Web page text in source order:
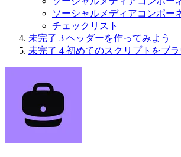
ソーシャルメディアコンポー
チェックリスト
未完了 3 ヘッダーを作ってみよう
未完了 4 初めてのスクリプトをブ